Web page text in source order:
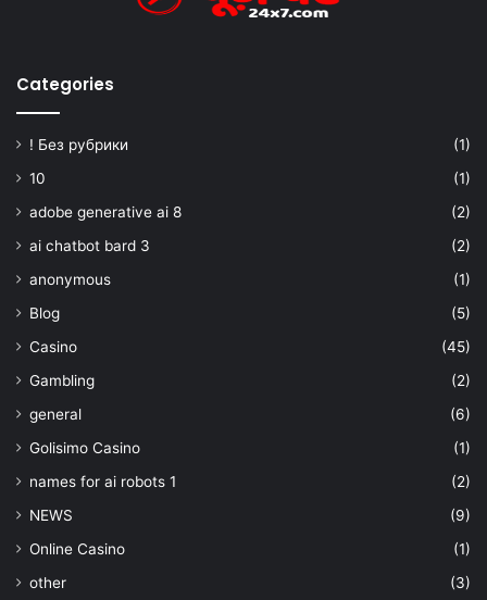
Categories
! Без рубрики
(1)
10
(1)
adobe generative ai 8
(2)
ai chatbot bard 3
(2)
anonymous
(1)
Blog
(5)
Casino
(45)
Gambling
(2)
general
(6)
Golisimo Casino
(1)
names for ai robots 1
(2)
NEWS
(9)
Online Casino
(1)
other
(3)